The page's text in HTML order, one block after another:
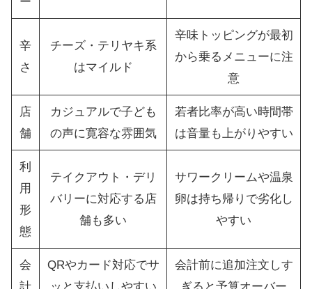
辛
さ
チーズ・テリヤキ系
はマイルド
辛味トッピングが最初
から乗るメニューに注
意
店
舗
カジュアルで子ども
の声に寛容な雰囲気
若者比率が高い時間帯
は音量も上がりやすい
利
用
形
態
テイクアウト・デリ
バリーに対応する店
舗も多い
サワークリームや温泉
卵は持ち帰りで劣化し
やすい
会
QRやカード対応でサ
会計前に追加注文しす